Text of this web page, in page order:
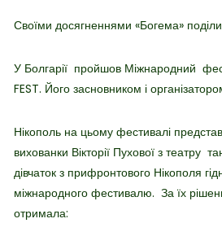
Своїми досягненнями «Богема»
У Болгарії пройшов Міжнародний
FEST. Його засновником і
Нікополь на цьому фестивалі
вихованки Вікторії Пухової з театру
дівчаток з прифронтового Нікополя
міжнародного фестивалю. За їх
отримала: